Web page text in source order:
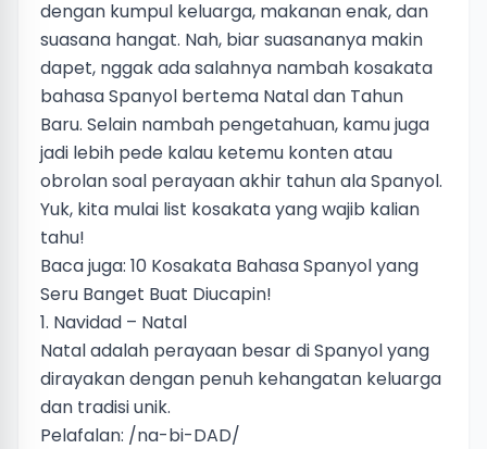
dengan kumpul keluarga, makanan enak, dan
suasana hangat. Nah, biar suasananya makin
dapet, nggak ada salahnya nambah kosakata
bahasa Spanyol bertema Natal dan Tahun
Baru. Selain nambah pengetahuan, kamu juga
jadi lebih pede kalau ketemu konten atau
obrolan soal perayaan akhir tahun ala Spanyol.
Yuk, kita mulai list kosakata yang wajib kalian
tahu!
Baca juga: 10 Kosakata Bahasa Spanyol yang
Seru Banget Buat Diucapin!
1. Navidad – Natal
Natal adalah perayaan besar di Spanyol yang
dirayakan dengan penuh kehangatan keluarga
dan tradisi unik.
Pelafalan: /na-bi-DAD/